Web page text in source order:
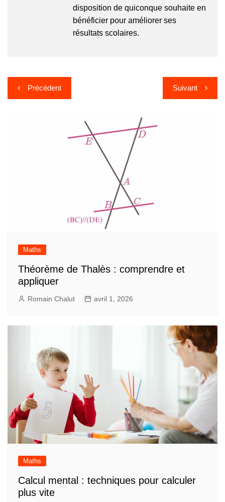
disposition de quiconque souhaite en
bénéficier pour améliorer ses
résultats scolaires.
Navigation
de
Précédent Suivant
Maths
Théorème de Thalès : comprendre et
appliquer
Romain Chalut avril 1, 2026
Maths
Calcul mental : techniques pour calculer
plus vite